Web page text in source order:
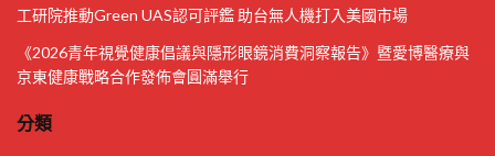
工研院推動Green UAS認可評鑑 助台無人機打入美國市場
《2026青年視覺健康倡議與隱形眼鏡消費洞察報告》暨愛博醫療與
京東健康戰略合作發佈會圓滿舉行
分類